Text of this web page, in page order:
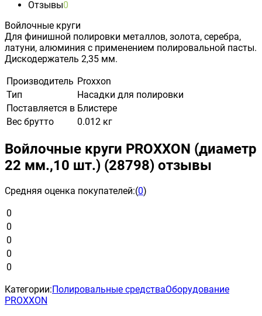
Отзывы0
Войлочные круги
Для финишной полировки металлов, золота, серебра,
латуни, алюминия с применением полировальной пасты.
Дискодержатель 2,35 мм.
Производитель Proxxon
Тип
Насадки для полировки
Поставляется в Блистере
Вес брутто
0.012 кг
Войлочные круги PROXXON (диаметр
22 мм.,10 шт.) (28798) отзывы
Средняя оценка покупателей:(0)
0
0
0
0
0
Категории:Полировальные средстваОборудование
PROXXON